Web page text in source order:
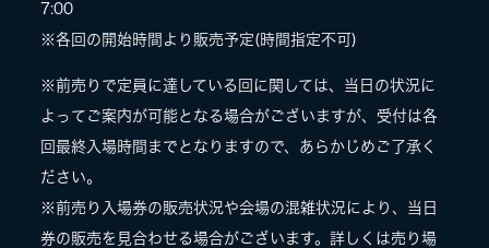
7:00
※各回の開始時間より販売予定(時間指定不可)
※前売りで定員に達している回に関しては、当日の状況に
よってご案内が可能となる場合がございますが、受付は各
回最終入場時間までとなりますので、あらかじめご了承く
ださい。
※前売り入場券の販売状況や会場の混雑状況により、当日
券の販売を見合わせる場合がございます。詳しくは売り場